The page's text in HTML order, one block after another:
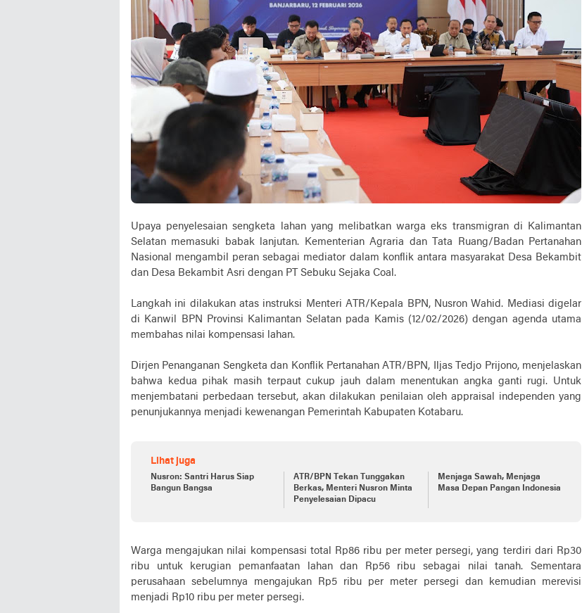
Upaya penyelesaian sengketa lahan yang melibatkan warga eks transmigran di Kalimantan
Selatan memasuki babak lanjutan. Kementerian Agraria dan Tata Ruang/Badan Pertanahan
Nasional mengambil peran sebagai mediator dalam konflik antara masyarakat Desa Bekambit
dan Desa Bekambit Asri dengan PT Sebuku Sejaka Coal.
Langkah ini dilakukan atas instruksi Menteri ATR/Kepala BPN, Nusron Wahid. Mediasi digelar
di Kanwil BPN Provinsi Kalimantan Selatan pada Kamis (12/02/2026) dengan agenda utama
membahas nilai kompensasi lahan.
Dirjen Penanganan Sengketa dan Konflik Pertanahan ATR/BPN, Iljas Tedjo Prijono, menjelaskan
bahwa kedua pihak masih terpaut cukup jauh dalam menentukan angka ganti rugi. Untuk
menjembatani perbedaan tersebut, akan dilakukan penilaian oleh appraisal independen yang
penunjukannya menjadi kewenangan Pemerintah Kabupaten Kotabaru.
Lihat juga
Nusron: Santri Harus Siap
Bangun Bangsa
ATR/BPN Tekan Tunggakan
Berkas, Menteri Nusron Minta
Penyelesaian Dipacu
Menjaga Sawah, Menjaga
Masa Depan Pangan Indonesia
Warga mengajukan nilai kompensasi total Rp86 ribu per meter persegi, yang terdiri dari Rp30
ribu untuk kerugian pemanfaatan lahan dan Rp56 ribu sebagai nilai tanah. Sementara
perusahaan sebelumnya mengajukan Rp5 ribu per meter persegi dan kemudian merevisi
menjadi Rp10 ribu per meter persegi.